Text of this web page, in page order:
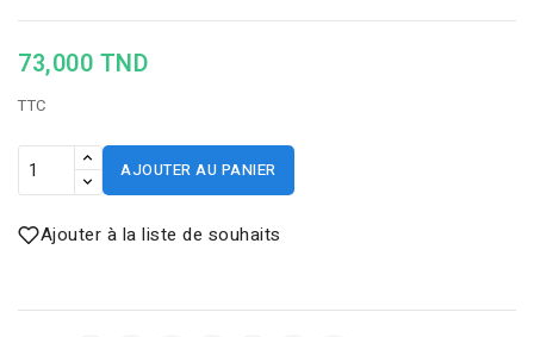
73,000 TND
TTC
AJOUTER AU PANIER
Ajouter à la liste de souhaits